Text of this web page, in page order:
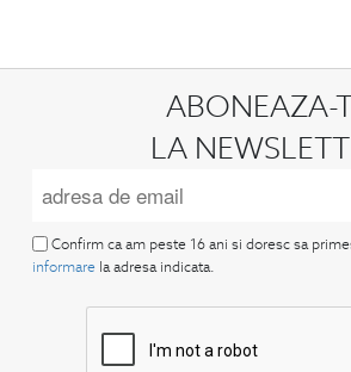
ABONEAZA-
LA
Confirm ca am peste 16 ani si doresc sa
informare la adresa indicata.